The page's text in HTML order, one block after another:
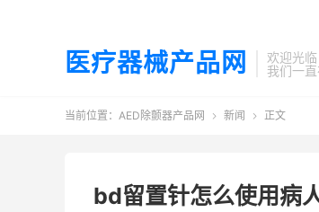
医疗器械产品网
欢迎光临
我们一
当前位置： AED除颤器产品网  新闻  正文
bd留置针怎么使用病